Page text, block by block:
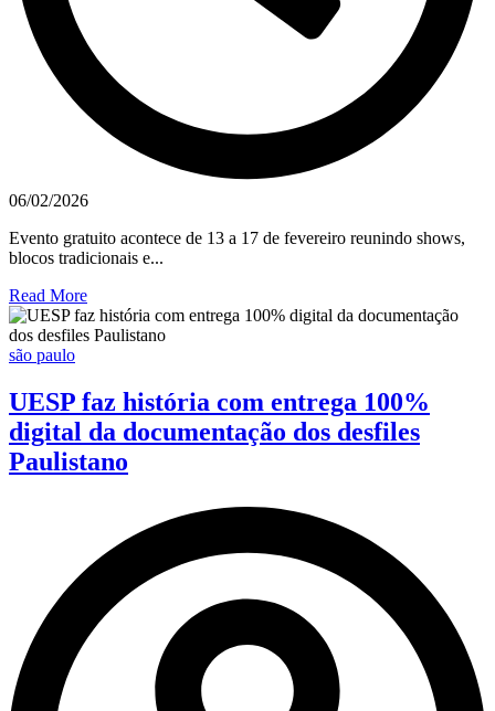
06/02/2026
Evento gratuito acontece de 13 a 17 de fevereiro reunindo shows,
blocos tradicionais e...
Read More
são paulo
UESP faz história com entrega 100%
digital da documentação dos desfiles
Paulistano